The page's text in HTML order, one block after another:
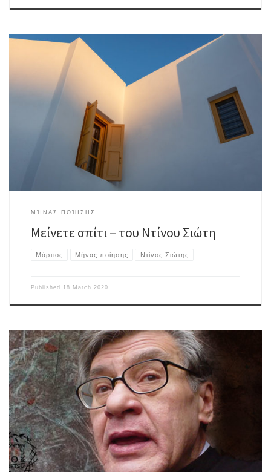
Απομονώστε το φόβο και τον πανικό, χειροκροτείστε τους νοσηλευτές
και τις νοσηλεύτριες, αποχαιρετίστε από μακριά τους αγαπημένους σας
που έχουν τον κορονοϊό και πρόκειται να φύγουν, μείνετε συντονισμένοι
έως νεωτέρας, τα καθέκαστα όπου να ’ναι θα ωριμάσουν, τα λαγόνια του
χρόνου είναι αέρινα, το μαύρο γεράκι που κόβει βόλτες πάνω […]
ΜΉΝΑΣ ΠΟΊΗΣΗΣ
Μείνετε σπίτι – του Ντίνου Σιώτη
Μάρτιος Μήνας ποίησης Ντίνος Σιώτης
Published 18 March 2020
José Emilio Pacheco (1939-2014) «Δε θέλω τίποτε άλλο παρά να μιλήσω
απλά / να μου δοθεί αυτή η χάρη», έγραψε το 1939 ο μεγάλος Έλληνας
ποιητής Γιώργος Σεφέρης. Ήταν η χρονιά που γεννήθηκε ο Χοσέ Εμίλιο
Πατσέκο. Και φαίνεται πως άκουσε αυτόν τον στίχο του ποιητή του
Αιγαίου και της […]